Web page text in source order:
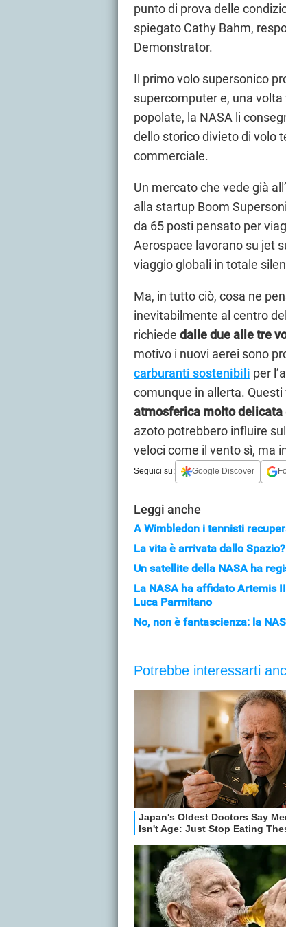
punto di prova delle
spiegato Cathy Bahm,
Demonstrator.
Il primo volo supersonico
supercomputer e, una
popolate, la NASA li
dello storico divieto di volo
commerciale.
Un mercato che vede già
alla startup Boom
da 65 posti pensato per
Aerospace lavorano su jet
viaggio globali in totale
Ma, in tutto ciò, cosa ne
inevitabilmente al centro
richiede dalle due alle tre
motivo i nuovi aerei sono
carburanti sostenibili per
comunque in allerta.
atmosferica molto delicata
azoto potrebbero influire
veloci come il vento sì, ma
Seguici su: Google Discover
Leggi anche
A Wimbledon i tennisti
La vita è arrivata dallo
Un satellite della NASA ha
La NASA ha affidato Artemis
Luca Parmitano
No, non è fantascienza: la